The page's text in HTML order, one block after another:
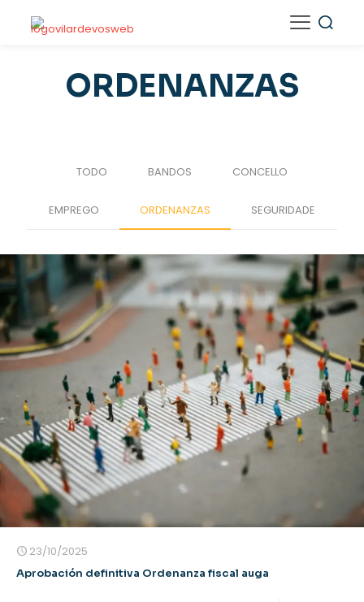
ORDENANZAS
TODO BANDOS CONCELLO
EMPREGO ORDENANZAS SEGURIDADE
23/10/2025
Aprobación definitiva Ordenanza fiscal auga